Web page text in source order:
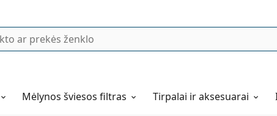
Mėlynos šviesos filtras Tirpalai ir aksesuarai